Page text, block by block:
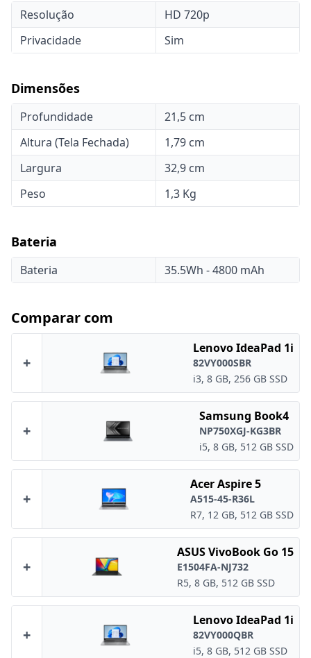
Resolução
HD 720p
Privacidade
Sim
Dimensões
Profundidade
21,5 cm
Altura (Tela Fechada)
1,79 cm
Largura
32,9 cm
Peso
1,3 Kg
Bateria
Bateria 35.5Wh - 4800 mAh
Comparar com
+
Lenovo IdeaPad 1i
82VY000SBR
i3, 8 GB, 256 GB SSD
+
Samsung Book4
NP750XGJ-KG3BR
i5, 8 GB, 512 GB SSD
+
Acer Aspire 5
A515-45-R36L
R7, 12 GB, 512 GB SSD
+
ASUS VivoBook Go 15
E1504FA-NJ732
R5, 8 GB, 512 GB SSD
+
Lenovo IdeaPad 1i
82VY000QBR
i5, 8 GB, 512 GB SSD